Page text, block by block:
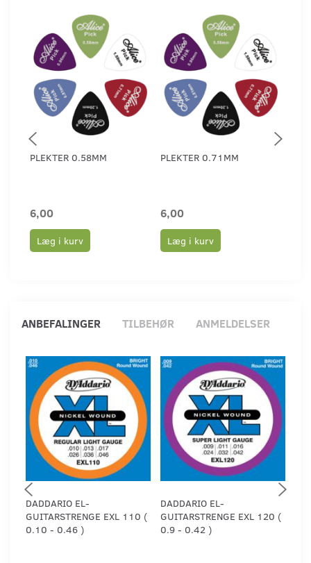
PLEKTER 0.58MM
6,00
Læg i kurv
PLEKTER 0.71MM
6,00
Læg i kurv
ANBEFALINGER TILBEHØR ANMELDELSER
DADDARIO EL-
GUITARSTRENGE EXL 110 (
0.10 - 0.46 )
DADDARIO EL-
GUITARSTRENGE EXL 120 (
0.9 - 0.42 )